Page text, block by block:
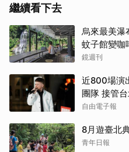
繼續看下去
烏來最美瀑
蚊子館變
喝到讓人想
鏡週刊
近800場演
團隊 接管
自由電子報
8月遊臺北
青年日報